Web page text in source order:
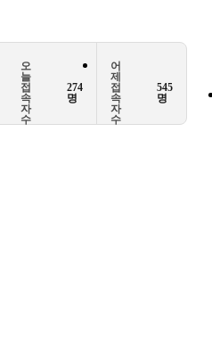
오
늘
접
속
자
수
274
명
어
제
접
속
자
수
545
명